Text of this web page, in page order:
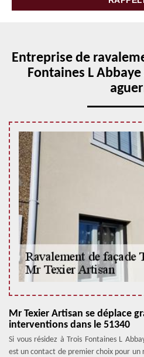
Entreprise de
Fontaines L
Mr Texier Artisan se déplace
interventions dans le 51340
Si vous résidez à Trois Fontaines L
est un contact de premier choix pour un